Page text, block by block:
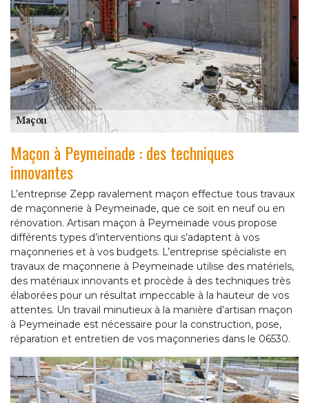
Maçon à Peymeinade : des techniques
innovantes
L’entreprise Zepp ravalement maçon effectue tous travaux
de maçonnerie à Peymeinade, que ce soit en neuf ou en
rénovation. Artisan maçon à Peymeinade vous propose
différents types d’interventions qui s’adaptent à vos
maçonneries et à vos budgets. L’entreprise spécialiste en
travaux de maçonnerie à Peymeinade utilise des matériels,
des matériaux innovants et procède à des techniques très
élaborées pour un résultat impeccable à la hauteur de vos
attentes. Un travail minutieux à la manière d’artisan maçon
à Peymeinade est nécessaire pour la construction, pose,
réparation et entretien de vos maçonneries dans le 06530.